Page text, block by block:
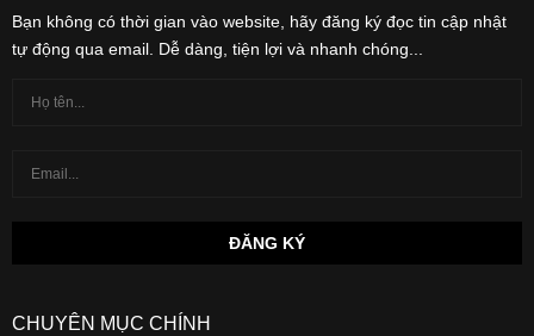
Bạn không có thời gian vào website, hãy đăng ký đọc tin cập nhật
tự động qua email. Dễ dàng, tiện lợi và nhanh chóng...
CHUYÊN MỤC CHÍNH